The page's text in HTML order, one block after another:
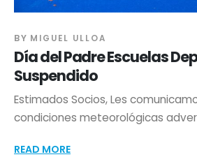
BY MIGUEL ULLOA
Día del Padre Escuelas
Suspendido
Estimados Socios, Les
condiciones meteorológicas
READ MORE